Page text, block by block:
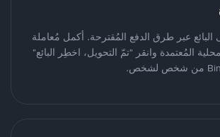
البائع عبر طرق الدفع المُقترحة. أكمل مُعاملة
المُعتمدة وانقر "تمّ التحويل، اخطِر البائع"